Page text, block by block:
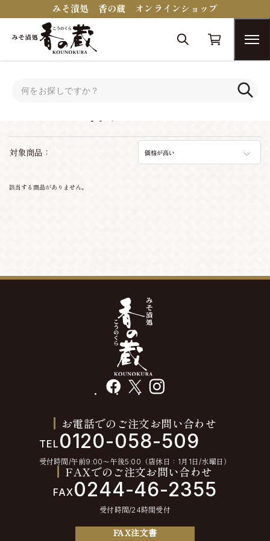
みそ漬処 香の蔵 オンラインショップ
対象商品： 価格が高い
該当する商品がありません。
facebook instagram
お電話でのご注文お問い合わせ
TEL 0120-058-509
受付時間/午前9:00〜午後5:00（店休日：1月1日/水曜日）
FAXでのご注文お問い合わせ
FAX0244-46-2355
受付時間/24時間受付
FAX注文書